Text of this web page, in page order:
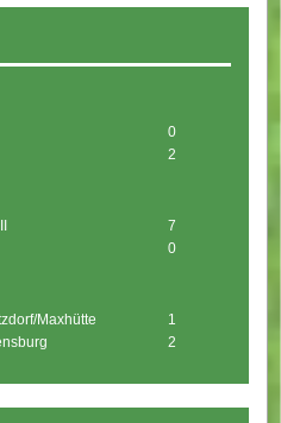
0
2
7
0
Maxhütte
1
2